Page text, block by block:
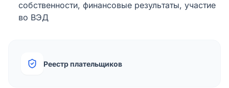
собственности, финансовые результаты, участие
во ВЭД
Реестр плательщиков